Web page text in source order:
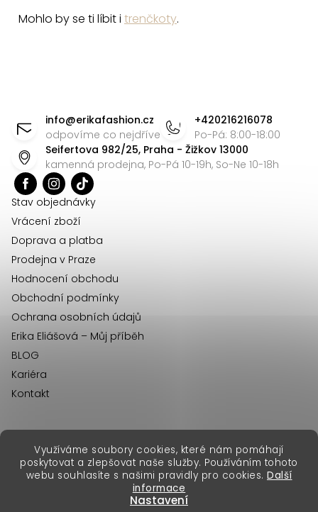
Využíváme soubory cookies, které nám pomáhají
poskytovat a zlepšovat naše služby. Používáním tohoto
webu souhlasíte s našimi pravidly pro cookies. Další
informace
Nastavení
Mohlo by se ti líbit i trenčkoty.
info@erikafashion.cz
odpovíme co nejdříve
+420216216078
Po-Pá: 8:00-18:00
Seifertova 982/25, Praha - Žižkov 13000
kamenná prodejna, Po-Pá 10-19h, So-Ne 10-18h
Stav objednávky
Vrácení zboží
Doprava a platba
Prodejna v Praze
Hodnocení obchodu
Obchodní podmínky
Ochrana osobních údajů
Erika Eliášová – Můj příběh
BLOG
Kariéra
Kontakt
Vytvořil Shoptet Premium
Copyright 2026Erika Fashion. Všechna práva vyhrazena.
erikafashion.sk